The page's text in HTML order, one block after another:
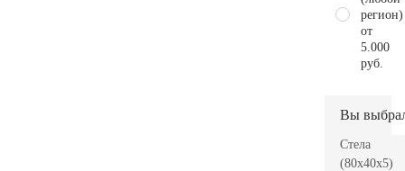
регион)
от
5.000
руб.
Вы
Стела
(80x40x5)